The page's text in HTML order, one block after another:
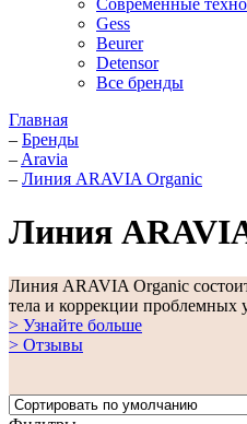
Современные
Gess
Beurer
Detensor
Все бренды
Главная
– Бренды
– Aravia
– Линия ARAVIA Organic
Линия
Линия ARAVIA Organic
тела и коррекции проблемных
> Узнайте больше
> Отзывы